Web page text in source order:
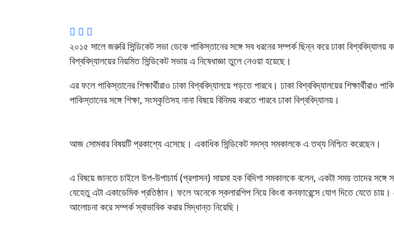
২০১৫ সালে জরুরি সিন্ডিকেট সভা ডেকে পাকিস্তানের সঙ্গে সব ধরনের সম্পর্ক ছিন্ন করে ঢাকা
বিশ্ববিদ্যালয়ের নিয়মিত সিন্ডিকেট সভায় এ নিষেধাজ্ঞা তুলে নেওয়া হয়েছে।
এর ফলে পাকিস্তানের শিক্ষার্থীরাও ঢাকা বিশ্ববিদ্যালয়ে পড়তে পারবে। ঢাকা বিশ্ববিদ্যালয়ের শিক্ষার্থীরাও
পাকিস্তানের সঙ্গে শিক্ষা, সংস্কৃতিসহ নানা বিষয়ে বিনিময় করতে পারবে ঢাকা বিশ্ববিদ্যালয়।
আজ সোমবার বিষয়টি প্রকাশ্যে এসেছে। একাধিক সিন্ডিকেট সদস্য সমকালকে এ তথ্য নিশ্চিত করেছেন।
এ বিষয়ে জানতে চাইলে উপ-উপাচার্য (প্রশাসন) সায়মা হক বিদিশা সমকালকে বলেন, একটা সময় তাদের
যেহেতু এটা একাডেমিক প্রতিষ্ঠান। ফলে অনেকে স্কলারশিপ নিয়ে কিংবা কনফারেন্সে যোগ দিতে যেতে চায়।
আলোচনা করে সম্পর্ক স্বাভাবিক করার সিদ্ধান্ত নিয়েছি।